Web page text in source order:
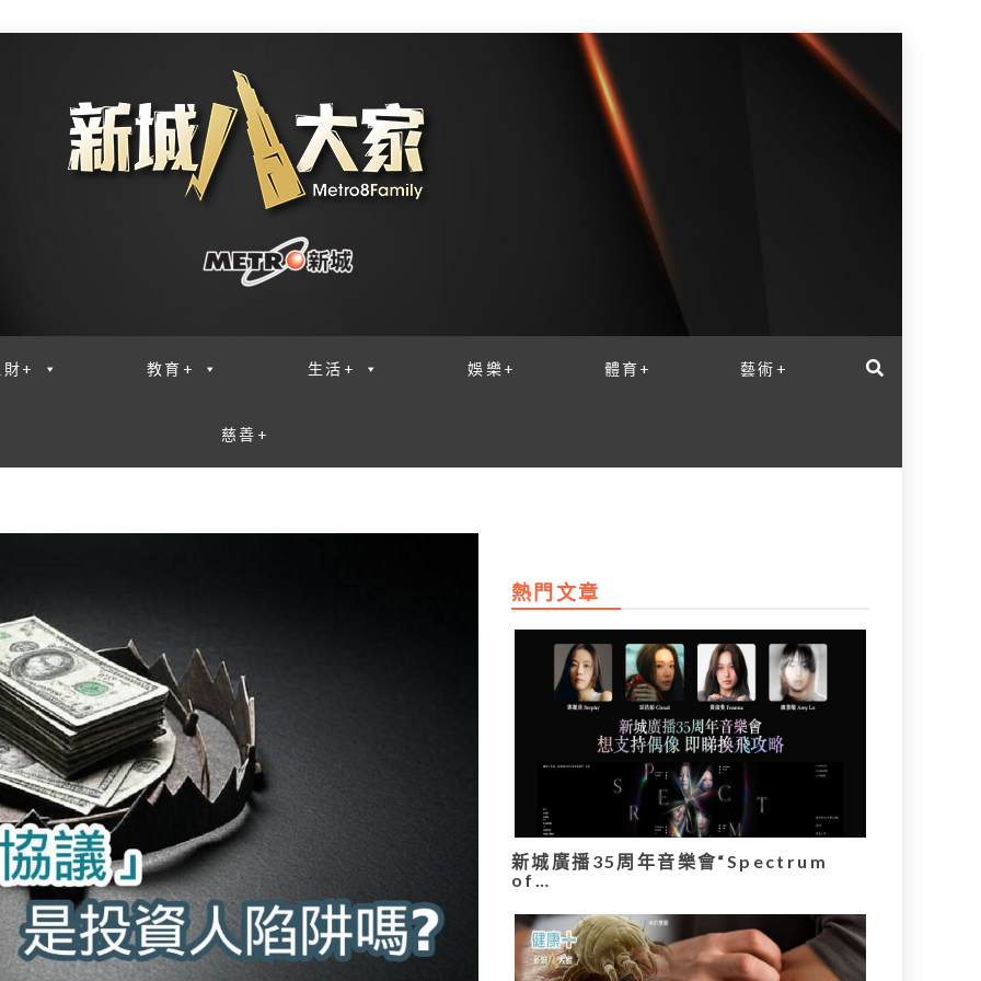
財+ 教育+ 生活+ 娛樂+ 體育+ 藝術+
慈善+
熱門文章
新城廣播35周年音樂會“Spectrum
of…